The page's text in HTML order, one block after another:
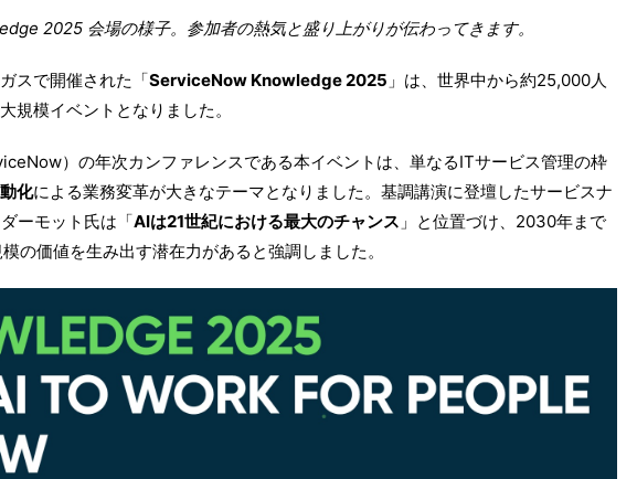
2025 会場の様子。参加者の熱気と盛り上がりが伝わってきます。
スで開催された「ServiceNow Knowledge 2025 」は、世界中から約25,000人
規模イベントとなりました。
）の年次カンファレンスである本イベントは、単なるITサービス管理の枠
化による業務変革が大きなテーマとなりました。基調講演に登壇したサービスナ
ーモット氏は「AIは21世紀における最大のチャンス 」と位置づけ、2030年まで
の価値を生み出す潜在力があると強調しました。